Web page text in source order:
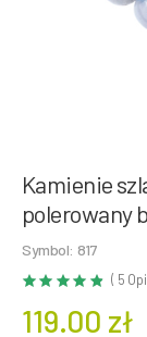
Kamienie
polerowany
Symbol: 817
( 5
119.00 zł